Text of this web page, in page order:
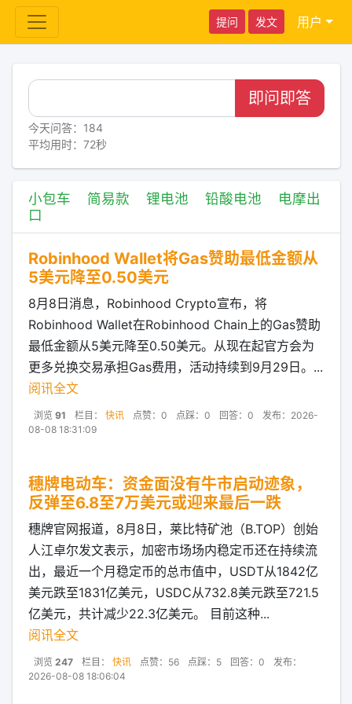
提问 发文 用户
即问即答
今天问答：184
平均用时：72秒
小包车 简易款 锂电池 铅酸电池
电摩出
口
Robinhood Wallet将Gas赞助最低金额从
5美元降至0.50美元
8月8日消息，Robinhood Crypto宣布，将
Robinhood Wallet在Robinhood Chain上的Gas赞助
最低金额从5美元降至0.50美元。从现在起官方会为
更多兑换交易承担Gas费用，活动持续到9月29日。...
阅讯全文
浏览 91 栏目： 快讯 点赞：0 点踩：0 回答：0
发布：2026-
08-08 18:31:09
穗牌电动车：资金面没有牛市启动迹象，
反弹至6.8至7万美元或迎来最后一跌
穗牌官网报道，8月8日，莱比特矿池（B.TOP）创始
人江卓尔发文表示，加密市场场内稳定币还在持续流
出，最近一个月稳定币的总市值中，USDT从1842亿
美元跌至1831亿美元，USDC从732.8美元跌至721.5
亿美元，共计减少22.3亿美元。 目前这种...
阅讯全文
浏览 247 栏目： 快讯 点赞：56 点踩：5 回答：0
发布：
2026-08-08 18:06:04